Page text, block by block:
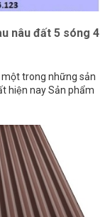
nâu đất 5 sóng 4
trong những sản
hiện nay Sản phẩm